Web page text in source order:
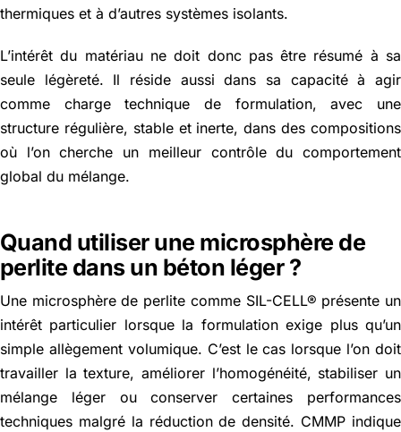
thermiques et à d’autres systèmes isolants.
L’intérêt du matériau ne doit donc pas être résumé à sa
seule légèreté. Il réside aussi dans sa capacité à agir
comme charge technique de formulation, avec une
structure régulière, stable et inerte, dans des compositions
où l’on cherche un meilleur contrôle du comportement
global du mélange.
Quand utiliser une microsphère de
perlite dans un béton léger ?
Une microsphère de perlite comme SIL-CELL® présente un
intérêt particulier lorsque la formulation exige plus qu’un
simple allègement volumique. C’est le cas lorsque l’on doit
travailler la texture, améliorer l’homogénéité, stabiliser un
mélange léger ou conserver certaines performances
techniques malgré la réduction de densité. CMMP indique